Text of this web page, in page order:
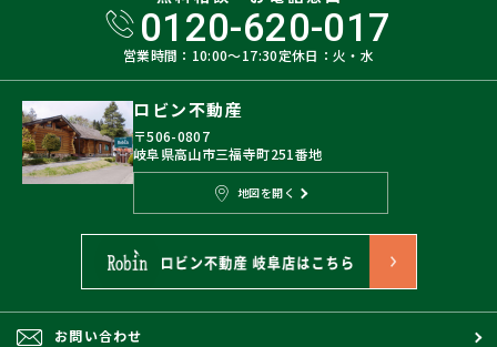
0120-620-017
営業時間：10:00〜17:30定休日：火・水
ロビン不動産
〒506-0807
岐阜県高山市三福寺町251番地
地図を開く
お問い合わせ